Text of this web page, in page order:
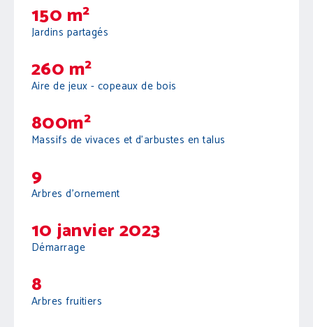
150 m²
Jardins partagés
260 m²
Aire de jeux - copeaux de bois
800m²
Massifs de vivaces et d'arbustes en talus
9
Arbres d'ornement
10 janvier 2023
Démarrage
8
Arbres fruitiers